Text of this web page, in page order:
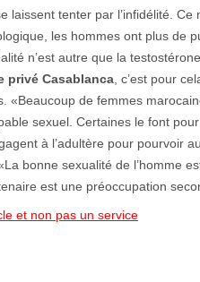
laissent tenter par l’infidélité. Ce
les hommes ont plus de
n’est autre que la
privé Casablanca , c’est pour
«Beaucoup de femmes
sexuel. Certaines le font
à l’adultère pour pourvoir
bonne sexualité de l’homme
est une préoccupation
et non pas un service